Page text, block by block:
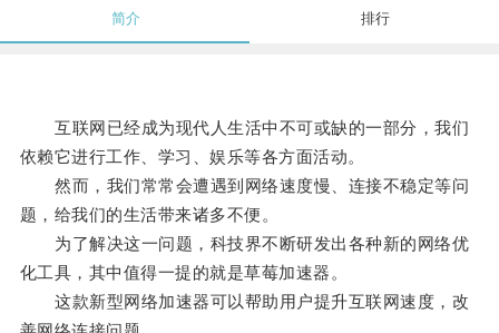
简介 排行
互联网已经成为现代人生活中不可或缺的一部分，我们
依赖它进行工作、学习、娱乐等各方面活动。
然而，我们常常会遭遇到网络速度慢、连接不稳定等问
题，给我们的生活带来诸多不便。
为了解决这一问题，科技界不断研发出各种新的网络优
化工具，其中值得一提的就是草莓加速器。
这款新型网络加速器可以帮助用户提升互联网速度，改